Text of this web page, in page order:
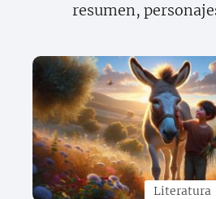
resumen,
Literatura